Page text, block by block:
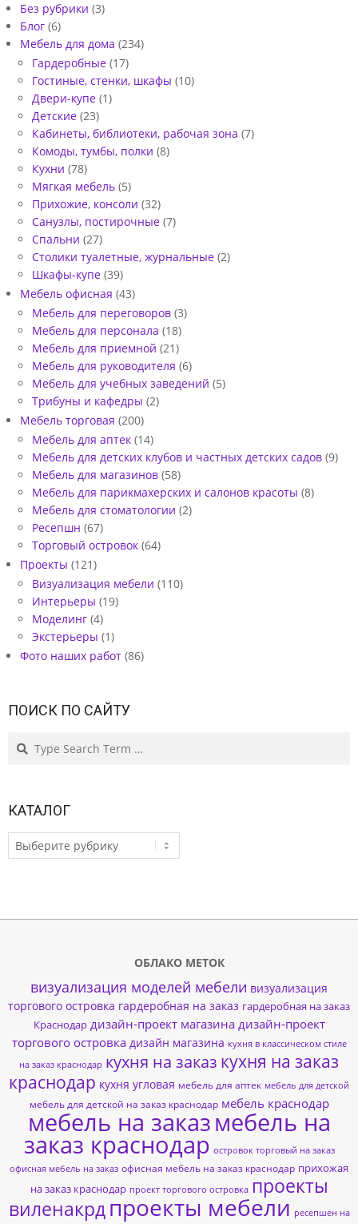
Л
Е
П
Р
О
Е
К
Т
№
1
6
0
3
1
5
0
1
Без рубрики (3)
Блог (6)
Мебель для дома (234)
Гардеробные (17)
Гостиные, стенки, шкафы (10)
Двери-купе (1)
Детские (23)
Кабинеты, библиотеки, рабочая зона (7)
Комоды, тумбы, полки (8)
Кухни (78)
Мягкая мебель (5)
Прихожие, консоли (32)
Санузлы, постирочные (7)
Спальни (27)
Столики туалетные, журнальные (2)
Шкафы-купе (39)
Мебель офисная (43)
Мебель для переговоров (3)
Мебель для персонала (18)
Мебель для приемной (21)
Мебель для руководителя (6)
Мебель для учебных заведений (5)
Трибуны и кафедры (2)
Мебель торговая (200)
Мебель для аптек (14)
Мебель для детских клубов и частных детских садов (9)
Мебель для магазинов (58)
Мебель для парикмахерских и салонов красоты (8)
Мебель для стоматологии (2)
Ресепшн (67)
Торговый островок (64)
Проекты (121)
Визуализация мебели (110)
Интерьеры (19)
Моделинг (4)
Экстерьеры (1)
Фото наших работ (86)
ПОИСК ПО САЙТУ
Search
КАТАЛОГ
КАТАЛОГ
ОБЛАКО МЕТОК
визуализация моделей мебели визуализация
торгового островка гардеробная на заказ гардеробная на заказ
Краснодар дизайн-проект магазина дизайн-проект
торгового островка дизайн магазина кухня в классическом стиле
на заказ краснодар кухня на заказ кухня на заказ
краснодар кухня угловая мебель для аптек мебель для детской
мебель для детской на заказ краснодар мебель краснодар
мебель на заказмебель на
заказ краснодар островок торговый на заказ
офисная мебель на заказ офисная мебель на заказ краснодар прихожая
на заказ краснодар проект торгового островка проекты
виленакрд проекты мебели ресепшен на